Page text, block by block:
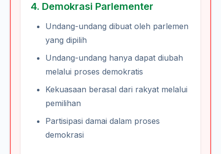
4. Demokrasi Parlementer
Undang-undang dibuat oleh parlemen
yang dipilih
Undang-undang hanya dapat diubah
melalui proses demokratis
Kekuasaan berasal dari rakyat melalui
pemilihan
Partisipasi damai dalam proses
demokrasi